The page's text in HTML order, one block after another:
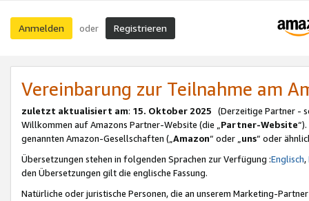
Anmelden oder Registrieren
Vereinbarung zur Teilnahme am
zuletzt aktualisiert am: 15. Oktober 2025 (Derzeitige Partner -
Willkommen auf Amazons Partner-Website (die „Partner-Website
genannten Amazon-Gesellschaften („Amazon“ oder „uns“ oder
Übersetzungen stehen in folgenden Sprachen zur Verfügung :Englisch,
den Übersetzungen gilt die englische Fassung.
Natürliche oder juristische Personen, die an unserem Marketing-